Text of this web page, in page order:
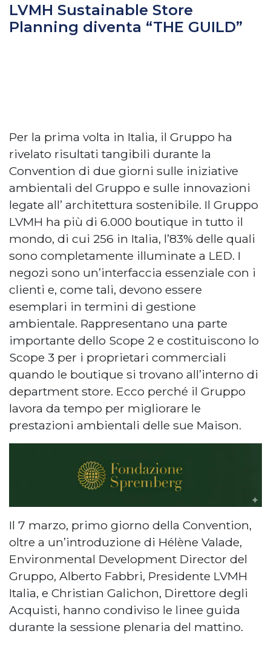
LVMH Sustainable Store
Planning diventa “THE GUILD”
Per la prima volta in Italia, il Gruppo ha
rivelato risultati tangibili durante la
Convention di due giorni sulle iniziative
ambientali del Gruppo e sulle innovazioni
legate all’ architettura sostenibile. Il Gruppo
LVMH ha più di 6.000 boutique in tutto il
mondo, di cui 256 in Italia, l’83% delle quali
sono completamente illuminate a LED. I
negozi sono un’interfaccia essenziale con i
clienti e, come tali, devono essere
esemplari in termini di gestione
ambientale. Rappresentano una parte
importante dello Scope 2 e costituiscono lo
Scope 3 per i proprietari commerciali
quando le boutique si trovano all’interno di
department store. Ecco perché il Gruppo
lavora da tempo per migliorare le
prestazioni ambientali delle sue Maison.
Il 7 marzo, primo giorno della Convention,
oltre a un’introduzione di Hélène Valade,
Environmental Development Director del
Gruppo, Alberto Fabbri, Presidente LVMH
Italia, e Christian Galichon, Direttore degli
Acquisti, hanno condiviso le linee guida
durante la sessione plenaria del mattino.